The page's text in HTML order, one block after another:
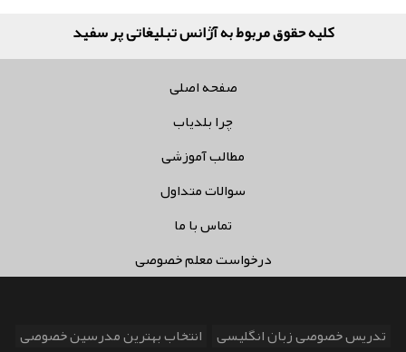
کلیه حقوق مربوط به آژانس تبلیغاتی پر سفید می‌با
صفحه اصلی
چرا بلدیاب
مطالب آموزشی
سوالات متداول
تماس با ما
درخواست معلم خصوصی
تدریس خصوصی زبان انگلیسی انتخاب بهترین مدرسین خصوصی